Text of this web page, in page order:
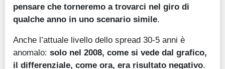
pensare che torneremo a trovarci nel giro di
qualche anno in uno scenario simile.
Anche l’attuale livello dello spread 30-5 anni è
anomalo: solo nel 2008, come si vede dal grafico,
il differenziale, come ora, era risultato negativo.